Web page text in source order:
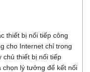
thiết bị nối tiếp công
cho Internet chỉ trong
chủ thiết bị nối tiếp
chọn lý tưởng để kết nối